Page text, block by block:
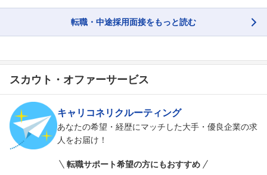
転職・中途採用面接をもっと読む
スカウト・オファーサービス
キャリコネリクルーティング
あなたの希望・経歴にマッチした大手・優良企業の求
人をお届け！
転職サポート希望の方にもおすすめ